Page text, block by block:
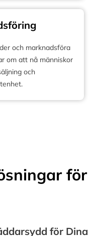
och marknadsföra
om att nå människor
och
för
för Dina